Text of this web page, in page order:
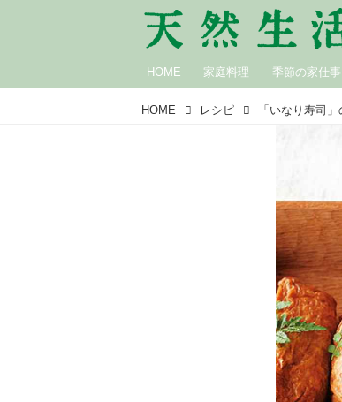
HOME 家庭料理 季節の家仕事
HOME レシピ